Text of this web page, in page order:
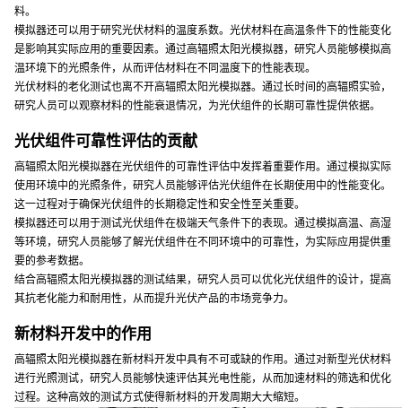
料。
模拟器还可以用于研究光伏材料的温度系数。光伏材料在高温条件下的性能变化
是影响其实际应用的重要因素。通过高辐照太阳光模拟器，研究人员能够模拟高
温环境下的光照条件，从而评估材料在不同温度下的性能表现。
光伏材料的老化测试也离不开高辐照太阳光模拟器。通过长时间的高辐照实验，
研究人员可以观察材料的性能衰退情况，为光伏组件的长期可靠性提供依据。
光伏组件可靠性评估的贡献
高辐照太阳光模拟器在光伏组件的可靠性评估中发挥着重要作用。通过模拟实际
使用环境中的光照条件，研究人员能够评估光伏组件在长期使用中的性能变化。
这一过程对于确保光伏组件的长期稳定性和安全性至关重要。
模拟器还可以用于测试光伏组件在极端天气条件下的表现。通过模拟高温、高湿
等环境，研究人员能够了解光伏组件在不同环境中的可靠性，为实际应用提供重
要的参考数据。
结合高辐照太阳光模拟器的测试结果，研究人员可以优化光伏组件的设计，提高
其抗老化能力和耐用性，从而提升光伏产品的市场竞争力。
新材料开发中的作用
高辐照太阳光模拟器在新材料开发中具有不可或缺的作用。通过对新型光伏材料
进行光照测试，研究人员能够快速评估其光电性能，从而加速材料的筛选和优化
过程。这种高效的测试方式使得新材料的开发周期大大缩短。